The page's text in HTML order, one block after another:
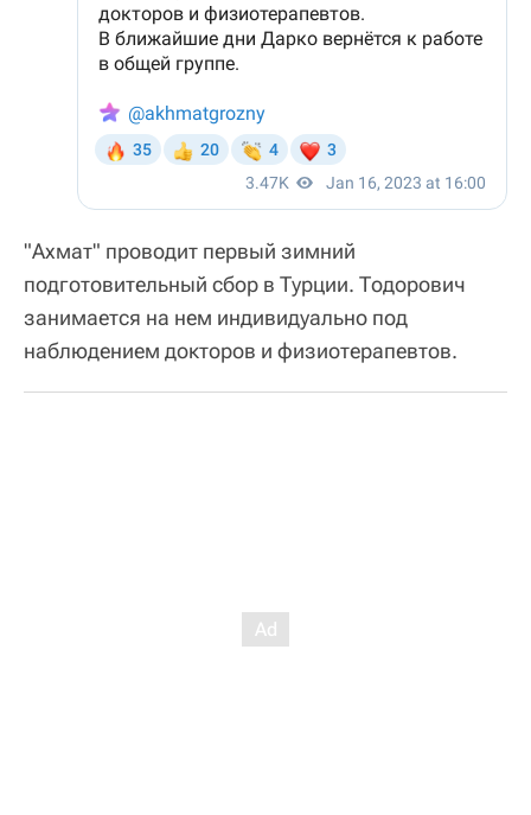
"Ахмат" проводит первый зимний
подготовительный сбор в Турции. Тодорович
занимается на нем индивидуально под
наблюдением докторов и физиотерапевтов.